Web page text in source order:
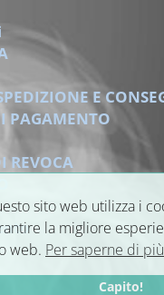
sito web utilizza i
la migliore
web. Per saperne di più
Capito!
E
PAGAMENTO
REVOCA